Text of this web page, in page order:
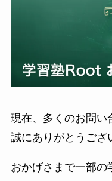
現在、多くのお問い
誠にありがとうござ
おかげさまで一部の